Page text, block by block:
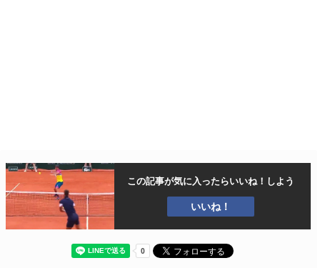
この記事が気に入ったらいいね！しよう
いいね！